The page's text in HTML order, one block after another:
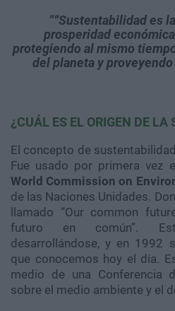
“Sustentabilidad es
prosperidad
protegiendo al mismo
del planeta y
¿CUÁL ES EL ORIGEN DE
El concepto de
Fue usado por primera vez
World Commission on
de las Naciones Unidades.
llamado “Our common
futuro en común”.
desarrollándose, y en 1992
que conocemos hoy el día.
medio de una Conferencia
sobre el medio ambiente y el